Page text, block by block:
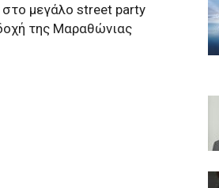
στο μεγάλο street party
της Μαραθώνιας